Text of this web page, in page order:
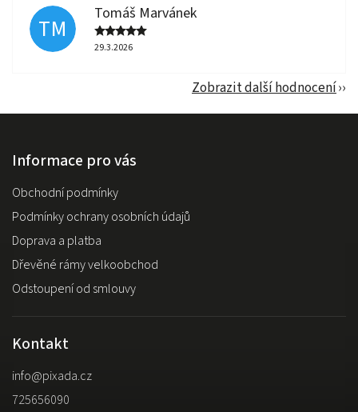
TM
Tomáš Marvánek
29.3.2026
Zobrazit další hodnocení
Informace pro vás
Obchodní podmínky
Podmínky ochrany osobních údajů
Doprava a platba
Dřevěné rámy velkoobchod
Odstoupení od smlouvy
Kontakt
info@pixada.cz
725656090